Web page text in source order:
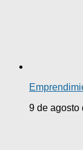
9 de agosto